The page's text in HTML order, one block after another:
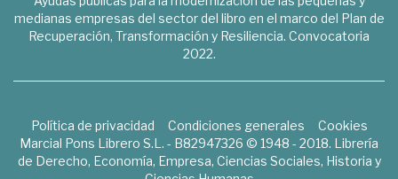
medianas empresas del sector del libro en el marco del Plan de
Recuperación, Transformación y Resiliencia. Convocatoria
2022.
Política de privacidad Condiciones generales
Cookies
Marcial Pons Librero S.L. - B82947326 © 1948 - 2018. Librería
de Derecho, Economía, Empresa, Ciencias Sociales, Historia y